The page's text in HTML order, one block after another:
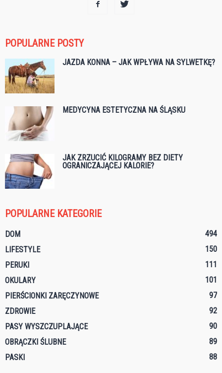
POPULARNE POSTY
JAZDA KONNA – JAK WPŁYWA NA SYLWETKĘ?
MEDYCYNA ESTETYCZNA NA ŚLĄSKU
JAK ZRZUCIĆ KILOGRAMY BEZ DIETY
OGRANICZAJĄCEJ KALORIE?
POPULARNE KATEGORIE
DOM
494
LIFESTYLE
150
PERUKI
111
OKULARY
101
PIERŚCIONKI ZARĘCZYNOWE
97
ZDROWIE
92
PASY WYSZCZUPLAJĄCE
90
OBRĄCZKI ŚLUBNE
89
PASKI
88